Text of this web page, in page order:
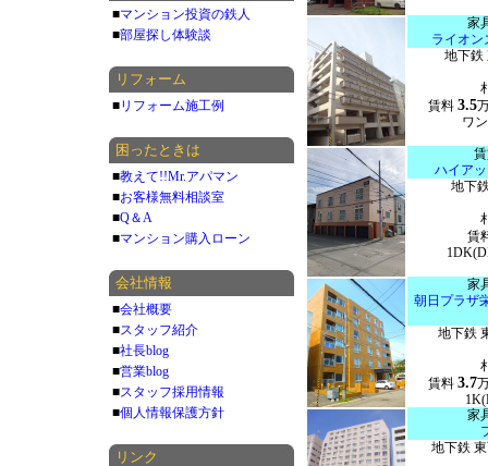
家
ライオン
地下鉄
賃料 3.5
ワ
ハイア
地下
賃
家
朝日プラザ
地下鉄
賃料 3.7
家
地下鉄
■マンション投資の鉄人
■部屋探し体験談
リフォーム
■リフォーム施工例
困ったときは
■教えて!!Mr.アパマン
■お客様無料相談室
■Q＆A
■マンション購入ローン
会社情報
■会社概要
■スタッフ紹介
■社長blog
■営業blog
■スタッフ採用情報
■個人情報保護方針
リンク